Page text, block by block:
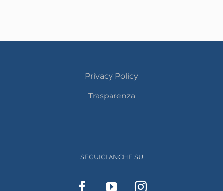
Privacy Policy
Trasparenza
SEGUICI ANCHE SU